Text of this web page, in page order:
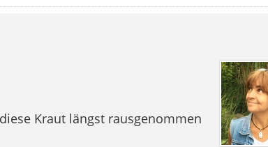
Kraut längst rausgenommen